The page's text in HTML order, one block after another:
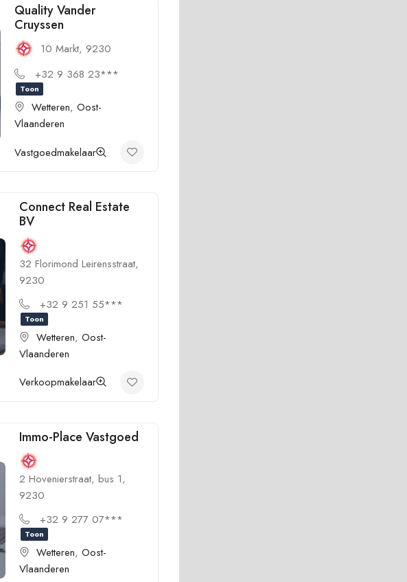
Quality Vander
Cruyssen
10 Markt, 9230
+32 9 368 23***
Toon
Wetteren,Oost-
Vlaanderen
Vastgoedmakelaar
Connect Real Estate
BV
32 Florimond Leirensstraat,
9230
+32 9 251 55***
Toon
Wetteren,Oost-
Vlaanderen
Verkoopmakelaar
Immo-Place Vastgoed
2 Hovenierstraat, bus 1,
9230
+32 9 277 07***
Toon
Wetteren,Oost-
Vlaanderen